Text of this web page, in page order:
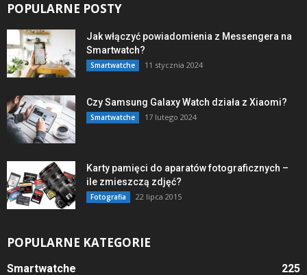
POPULARNE POSTY
Jak włączyć powiadomienia z Messengera na
Smartwatch?
Smartwatche 11 stycznia 2024
Czy Samsung Galaxy Watch działa z Xiaomi?
Smartwatche 17 lutego 2024
Karty pamięci do aparatów fotograficznych –
ile zmieszczą zdjęć?
Fotografia 22 lipca 2015
POPULARNE KATEGORIE
Smartwatche 225